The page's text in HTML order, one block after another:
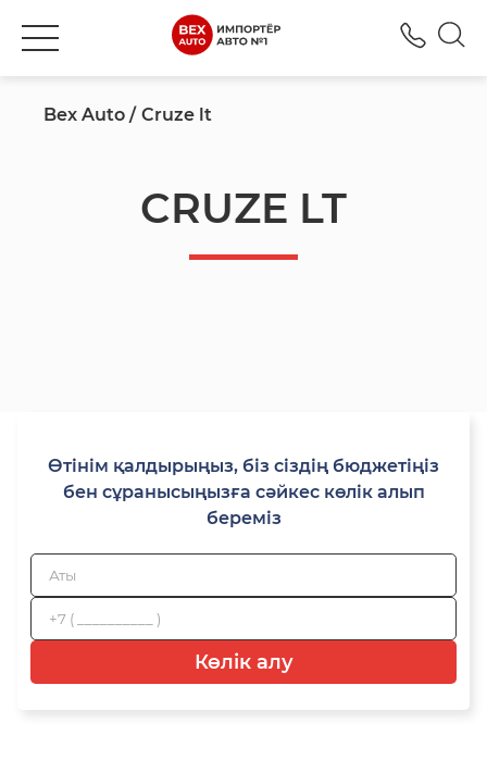
Bex Auto Cruze lt
CRUZE LT
Өтінім қалдырыңыз, біз сіздің бюджетіңіз
бен сұранысыңызға сәйкес көлік алып
береміз
Көлік алу